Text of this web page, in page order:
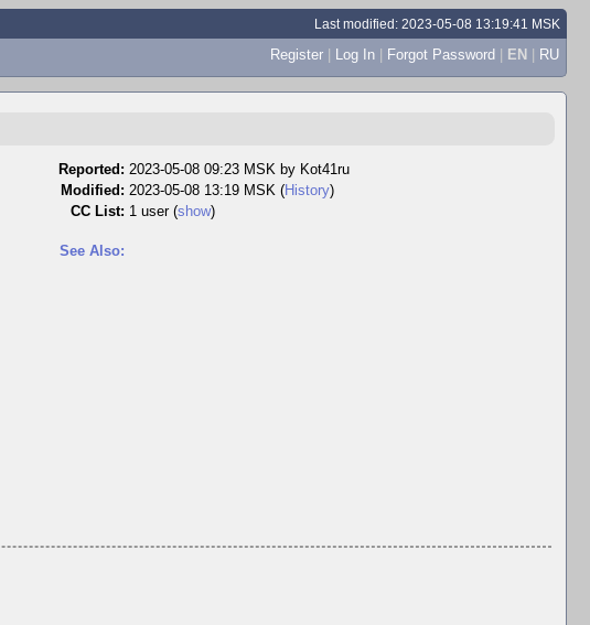
Last modified: 2023-05-08 13:19:41 MSK
Register | Log In | Forgot Password | EN | RU
Reported: 2023-05-08 09:23 MSK by Kot41ru
Modified: 2023-05-08 13:19 MSK (History)
CC List: 1 user (show)
See Also: